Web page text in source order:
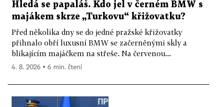
Hledá se papaláš. Kdo jel v černém BMW s
majákem skrze „Turkovu“ křižovatku?
Před několika dny se do jedné pražské křižovatky
přihnalo obří luxusní BMW se začerněnými skly a
blikajícím majáčkem na střeše. Na červenou...
4. 8. 2026 ▪ 6 min. čtení